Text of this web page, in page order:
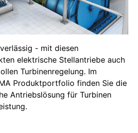
- mit diesen
elektrische Stellantriebe auch
Turbinenregelung. Im
Produktportfolio finden Sie die
Antriebslösung für Turbinen